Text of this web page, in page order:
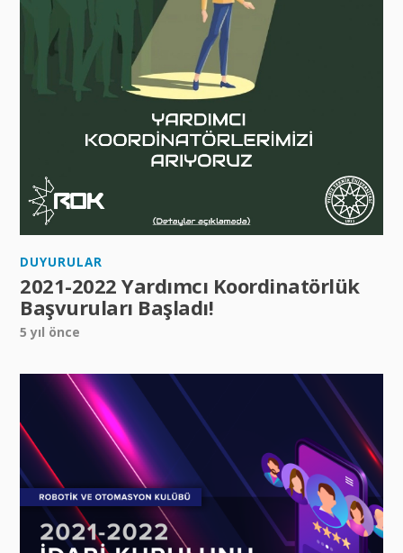
DUYURULAR
2021-2022 Yardımcı Koordinatörlük
Başvuruları Başladı!
5 yıl önce